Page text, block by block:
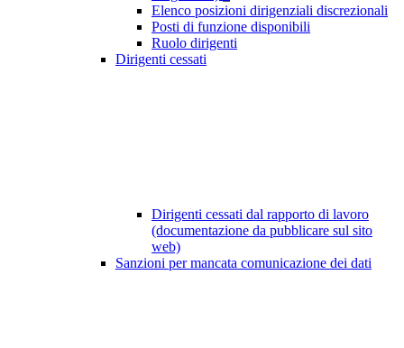
Elenco posizioni dirigenziali discrezionali
Posti di funzione disponibili
Ruolo dirigenti
Dirigenti cessati
Dirigenti cessati dal rapporto di lavoro
(documentazione da pubblicare sul sito
web)
Sanzioni per mancata comunicazione dei dati